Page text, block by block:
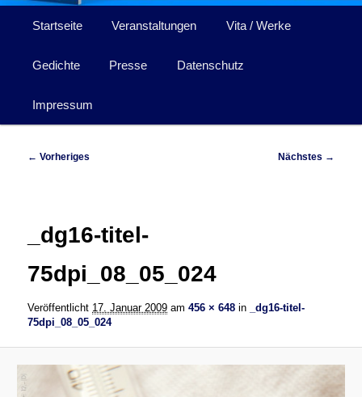
Startseite Veranstaltungen Vita / Werke
Gedichte Presse Datenschutz
Impressum
Bilder-
← Vorheriges Nächstes →
_dg16-titel-
75dpi_08_05_024
Veröffentlicht 17. Januar 2009 am456 × 648 in
_dg16-titel-
75dpi_08_05_024